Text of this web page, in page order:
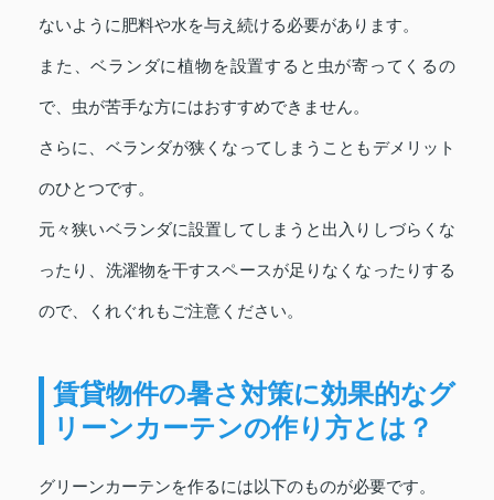
ないように肥料や水を与え続ける必要があります。
また、ベランダに植物を設置すると虫が寄ってくるの
で、虫が苦手な方にはおすすめできません。
さらに、ベランダが狭くなってしまうこともデメリット
のひとつです。
元々狭いベランダに設置してしまうと出入りしづらくな
ったり、洗濯物を干すスペースが足りなくなったりする
ので、くれぐれもご注意ください。
賃貸物件の暑さ対策に効果的なグ
リーンカーテンの作り方とは？
グリーンカーテンを作るには以下のものが必要です。